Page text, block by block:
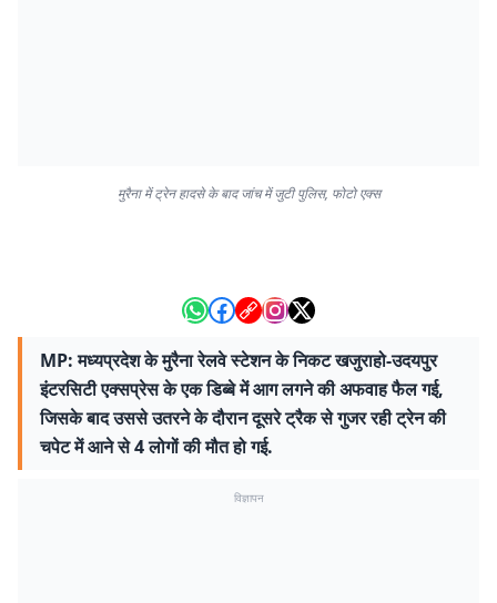
मुरैना में ट्रेन हादसे के बाद जांच में जुटी पुलिस, फोटो एक्स
MP: मध्यप्रदेश के मुरैना रेलवे स्टेशन के निकट खजुराहो-उदयपुर
इंटरसिटी एक्सप्रेस के एक डिब्बे में आग लगने की अफवाह फैल गई,
जिसके बाद उससे उतरने के दौरान दूसरे ट्रैक से गुजर रही ट्रेन की
चपेट में आने से 4 लोगों की मौत हो गई.
विज्ञापन